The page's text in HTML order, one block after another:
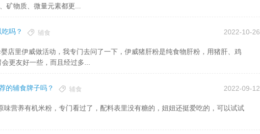
矿物质、微量元素都更...
吗？ 2022-10-26
辅食
更友好一些，而且经过多...
的辅食牌子吗？ 2022-09-12
辅食
营养有机米粉，专门看过了，配料表里没有糖的，妞妞还挺爱吃的，可以试试